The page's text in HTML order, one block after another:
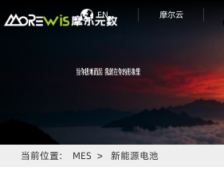
EN 摩尔云
当前位置： MES > 新能源电池